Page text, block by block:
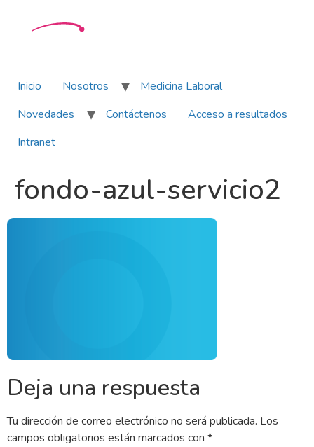
Inicio Nosotros
Medicina Laboral
Novedades
Contáctenos
Acceso a resultados
Intranet
fondo-azul-servicio2
Deja una respuesta
Tu dirección de correo electrónico no será publicada. Los
campos obligatorios están marcados con *